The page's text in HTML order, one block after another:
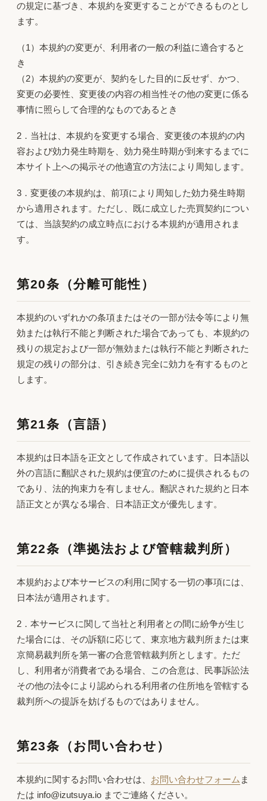
の規定に基づき、本規約を変更することができるものとし
ます。
（1）本規約の変更が、利用者の一般の利益に適合すると
き
（2）本規約の変更が、契約をした目的に反せず、かつ、
変更の必要性、変更後の内容の相当性その他の変更に係る
事情に照らして合理的なものであるとき
2．当社は、本規約を変更する場合、変更後の本規約の内
容および効力発生時期を、効力発生時期が到来するまでに
本サイト上への掲示その他適宜の方法により周知します。
3．変更後の本規約は、前項により周知した効力発生時期
から適用されます。ただし、既に成立した売買契約につい
ては、当該契約の成立時点における本規約が適用されま
す。
第20条（分離可能性）
本規約のいずれかの条項またはその一部が法令等により無
効または執行不能と判断された場合であっても、本規約の
残りの規定および一部が無効または執行不能と判断された
規定の残りの部分は、引き続き完全に効力を有するものと
します。
第21条（言語）
本規約は日本語を正文として作成されています。日本語以
外の言語に翻訳された規約は便宜のために提供されるもの
であり、法的拘束力を有しません。翻訳された規約と日本
語正文とが異なる場合、日本語正文が優先します。
第22条（準拠法および管轄裁判所）
本規約および本サービスの利用に関する一切の事項には、
日本法が適用されます。
2．本サービスに関して当社と利用者との間に紛争が生じ
た場合には、その訴額に応じて、東京地方裁判所または東
京簡易裁判所を第一審の合意管轄裁判所とします。ただ
し、利用者が消費者である場合、この合意は、民事訴訟法
その他の法令により認められる利用者の住所地を管轄する
裁判所への提訴を妨げるものではありません。
第23条（お問い合わせ）
本規約に関するお問い合わせは、 お問い合わせフォーム ま
たは info@izutsuya.io までご連絡ください。